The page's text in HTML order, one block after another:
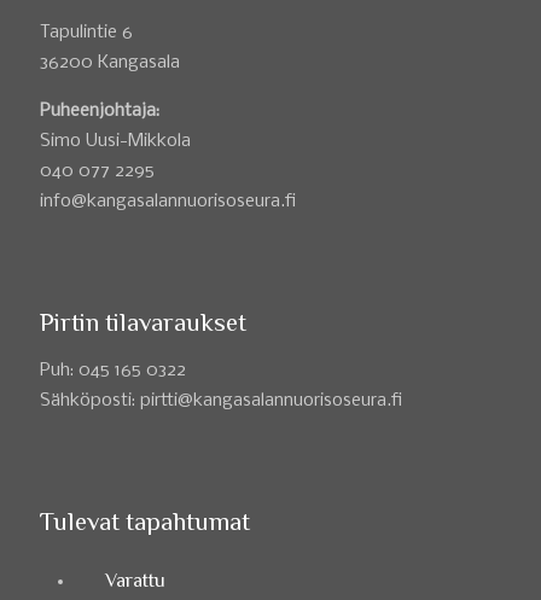
Tapulintie 6
36200 Kangasala
Puheenjohtaja:
Simo Uusi-Mikkola
040 077 2295
info@kangasalannuorisoseura.fi
Pirtin tilavaraukset
Puh: 045 165 0322
Sähköposti: pirtti@kangasalannuorisoseura.fi
Tulevat tapahtumat
Varattu